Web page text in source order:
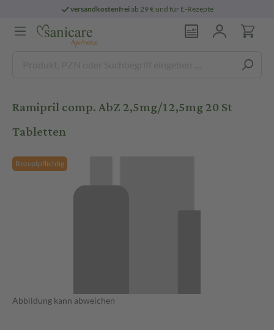
versandkostenfreiab 29 € und für E-Rezepte
Ramipril comp. AbZ 2,5mg/12,5mg 20 St
Tabletten
Rezeptpflichtig
Abbildung kann abweichen